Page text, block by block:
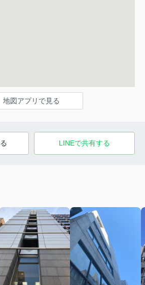
地図アプリで見る
LINEで共有する